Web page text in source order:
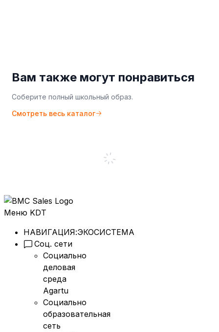
Вам также могут понравиться
Соберите полный школьный образ.
Смотреть весь каталог
Меню KDT
НАВИГАЦИЯ:ЭКОСИСТЕМА
Соц. сети
Социально
деловая
среда
Agartu
Социально
образовательная
сеть